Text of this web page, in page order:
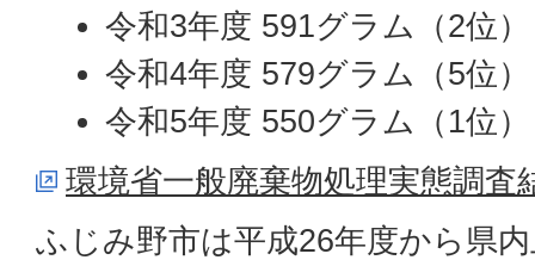
令和3年度 591グラム（2位）
令和4年度 579グラム（5位）
令和5年度 550グラム（1位）
環境省一般廃棄物処理実態調査
ふじみ野市は平成26年度から県